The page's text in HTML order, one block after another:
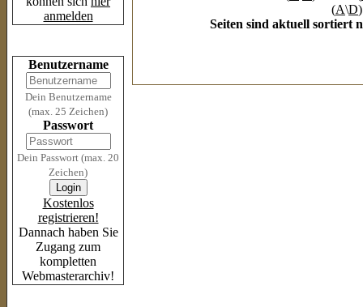
anmelden
Benutzername
Dein Benutzername
(max. 25 Zeichen)
Passwort
Dein Passwort (max. 20
Zeichen)
Kostenlos
registrieren!
Dannach haben Sie
Zugang zum
kompletten
Webmasterarchiv!
(A\D)
Seiten sind aktuell sortiert